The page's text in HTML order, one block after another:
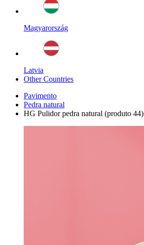
Magyarország
Latvia
Other Countries
Pavimento
Pedra natural
HG Pulidor pedra natural (produto 44)